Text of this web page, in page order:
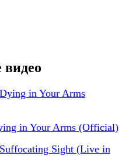
in Your Arms (Official)